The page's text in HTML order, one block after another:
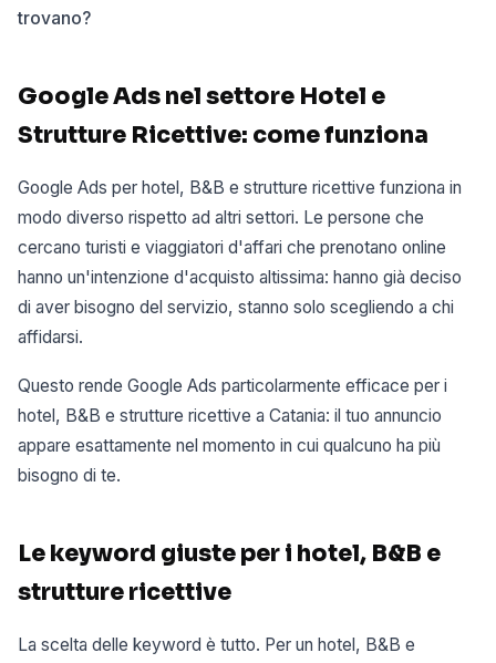
trovano?
Google Ads nel settore Hotel e
Strutture Ricettive: come funziona
Google Ads per hotel, B&B e strutture ricettive funziona in
modo diverso rispetto ad altri settori. Le persone che
cercano turisti e viaggiatori d'affari che prenotano online
hanno un'intenzione d'acquisto altissima: hanno già deciso
di aver bisogno del servizio, stanno solo scegliendo a chi
affidarsi.
Questo rende Google Ads particolarmente efficace per i
hotel, B&B e strutture ricettive a Catania: il tuo annuncio
appare esattamente nel momento in cui qualcuno ha più
bisogno di te.
Le keyword giuste per i hotel, B&B e
strutture ricettive
La scelta delle keyword è tutto. Per un hotel, B&B e